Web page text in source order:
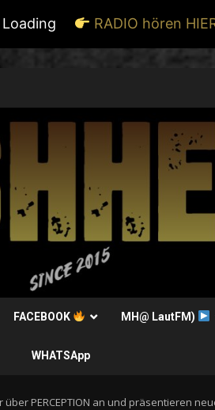
Loading RADIO hören
FACEBOOK MH@ LautFM)
WHATSApp
PERCEPTION an und präsentieren